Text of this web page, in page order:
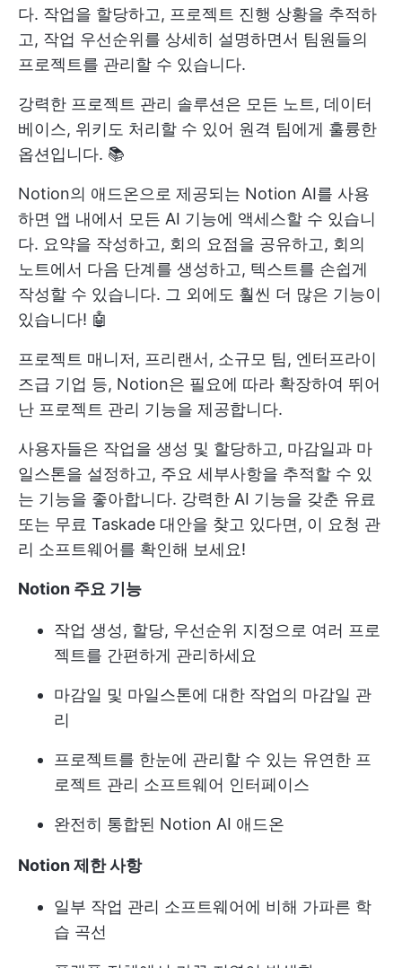
다. 작업을 할당하고, 프로젝트 진행 상황을 추적하
고, 작업 우선순위를 상세히 설명하면서 팀원들의
프로젝트를 관리할 수 있습니다.
강력한 프로젝트 관리 솔루션은 모든 노트, 데이터
베이스, 위키도 처리할 수 있어 원격 팀에게 훌륭한
옵션입니다. 📚
Notion의 애드온으로 제공되는 Notion AI를 사용
하면 앱 내에서 모든 AI 기능에 액세스할 수 있습니
다. 요약을 작성하고, 회의 요점을 공유하고, 회의
노트에서 다음 단계를 생성하고, 텍스트를 손쉽게
작성할 수 있습니다. 그 외에도 훨씬 더 많은 기능이
있습니다! 🤖
프로젝트 매니저, 프리랜서, 소규모 팀, 엔터프라이
즈급 기업 등, Notion은 필요에 따라 확장하여 뛰어
난 프로젝트 관리 기능을 제공합니다.
사용자들은 작업을 생성 및 할당하고, 마감일과 마
일스톤을 설정하고, 주요 세부사항을 추적할 수 있
는 기능을 좋아합니다. 강력한 AI 기능을 갖춘 유료
또는 무료 Taskade 대안을 찾고 있다면, 이 요청 관
리 소프트웨어를 확인해 보세요!
Notion 주요 기능
작업 생성, 할당, 우선순위 지정으로 여러 프로
젝트를 간편하게 관리하세요
마감일 및 마일스톤에 대한 작업의 마감일 관
리
프로젝트를 한눈에 관리할 수 있는 유연한 프
로젝트 관리 소프트웨어 인터페이스
완전히 통합된 Notion AI 애드온
Notion 제한 사항
일부 작업 관리 소프트웨어에 비해 가파른 학
습 곡선